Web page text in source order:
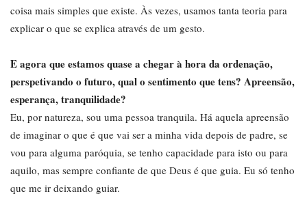
coisa mais simples que existe. Às vezes, usamos tanta teoria para
explicar o que se explica através de um gesto.
E agora que estamos quase a chegar à hora da ordenação,
perspetivando o futuro, qual o sentimento que tens? Apreensão,
esperança, tranquilidade?
Eu, por natureza, sou uma pessoa tranquila. Há aquela apreensão
de imaginar o que é que vai ser a minha vida depois de padre, se
vou para alguma paróquia, se tenho capacidade para isto ou para
aquilo, mas sempre confiante de que Deus é que guia. Eu só tenho
que me ir deixando guiar.